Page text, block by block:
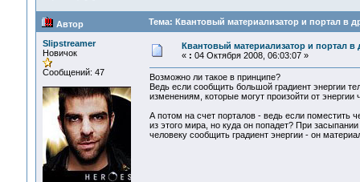
Автор Тема: Квантовый материализатор и портал в
Slipstreamer
Новичок
Сообщений: 47
Квантовый материализатор и портал в
« : 04 Октября 2008, 06:03:07 »
Возможно ли такое в принципе?
Ведь если сообщить большой градиент энергии
изменениям, которые могут произойти от
А потом на счет порталов - ведь если поместить
из этого мира, но куда он попадет? При
человеку сообщить градиент энергии - он